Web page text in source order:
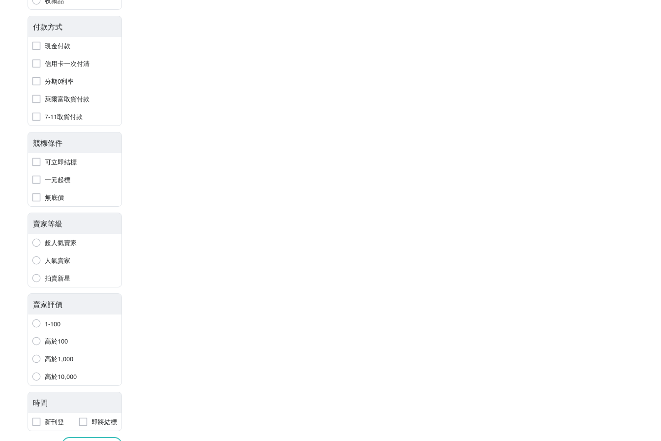
付款方式
現金付款
信用卡一次付清
分期0利率
萊爾富取貨付款
7-11取貨付款
競標條件
可立即結標
一元起標
無底價
賣家等級
超人氣賣家
人氣賣家
拍賣新星
賣家評價
1-100
高於100
高於1,000
高於10,000
時間
新刊登 即將結標